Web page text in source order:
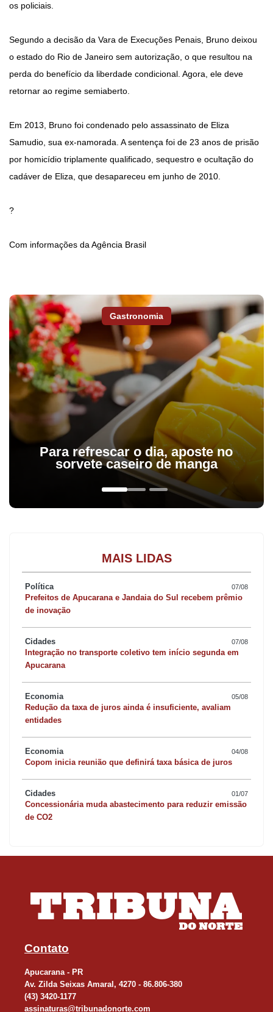
os policiais.
Segundo a decisão da Vara de Execuções Penais, Bruno deixou
o estado do Rio de Janeiro sem autorização, o que resultou na
perda do benefício da liberdade condicional. Agora, ele deve
retornar ao regime semiaberto.
Em 2013, Bruno foi condenado pelo assassinato de Eliza
Samudio, sua ex-namorada. A sentença foi de 23 anos de prisão
por homicídio triplamente qualificado, sequestro e ocultação do
cadáver de Eliza, que desapareceu em junho de 2010.
?
Com informações da Agência Brasil
Gastronomia
Para refrescar o dia, aposte no
sorvete caseiro de manga
MAIS LIDAS
Política 07/08
Prefeitos de Apucarana e Jandaia do Sul recebem prêmio
de inovação
Cidades 07/08
Integração no transporte coletivo tem início segunda em
Apucarana
Economia 05/08
Redução da taxa de juros ainda é insuficiente, avaliam
entidades
Economia 04/08
Copom inicia reunião que definirá taxa básica de juros
Cidades 01/07
Concessionária muda abastecimento para reduzir emissão
de CO2
Contato
Apucarana - PR
Av. Zilda Seixas Amaral, 4270 - 86.806-380
(43) 3420-1177
assinaturas@tribunadonorte.com